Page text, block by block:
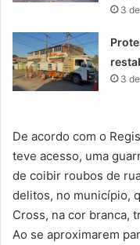
3
3
De acordo com o
teve acesso, uma
de coibir roubos de
delitos, no município,
Cross, na cor branca,
Ao se aproximarem